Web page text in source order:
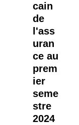
cain
de
l'ass
uran
ce au
prem
ier
seme
stre
2024